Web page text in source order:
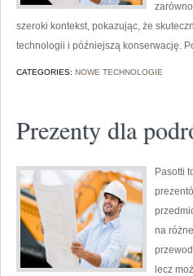
szeroki kontekst, pokazując, że
technologii i późniejszą konserwację.
CATEGORIES: NOWE TECHNOLOGIE
Prezenty dla
Pasotti
na
lecz